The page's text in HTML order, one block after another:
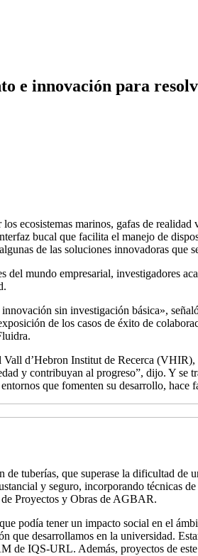
e innovación para
ecosistemas marinos, gafas de
bucal que facilita el manejo de
de las soluciones innovadoras que
mundo empresarial, investigadores
sin investigación básica»,
de los casos de éxito de
Vall d’Hebron Institut de Recerca (VHIR),
y contribuyan al progreso”, dijo. Y
que fomenten su desarrollo,
tuberías, que superase la dificultad
y seguro, incorporando técnicas
de Proyectos y Obras de AGBAR.
podía tener un impacto social en el
que desarrollamos en la universidad.
de IQS-URL. Además, proyectos de